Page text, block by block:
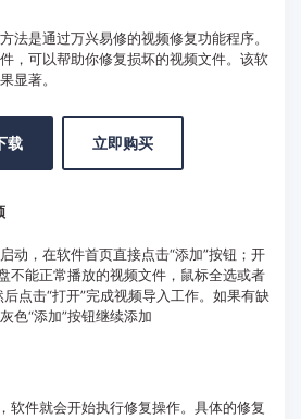
法是通过万兴易修的视频修复功能程序。
，可以帮助你修复损坏的视频文件。该软
显著。
载 立即购买
动，在软件首页直接点击“添加”按钮；开
不能正常播放的视频文件，鼠标全选或者
点击“打开”完成视频导入工作。如果有缺
色“添加”按钮继续添加
软件就会开始执行修复操作。具体的修复